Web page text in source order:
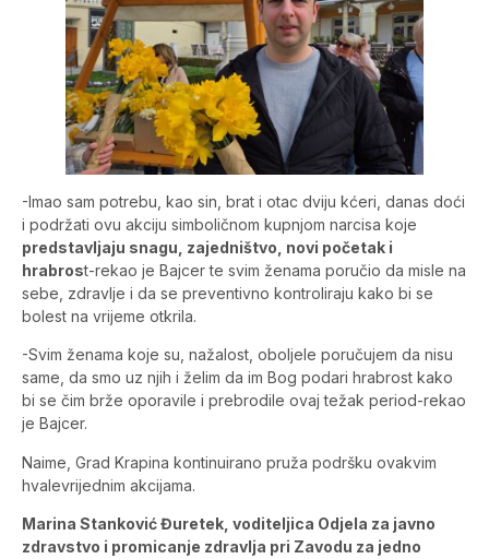
-Imao sam potrebu, kao sin, brat i otac dviju kćeri, danas doći
i podržati ovu akciju simboličnom kupnjom narcisa koje
predstavljaju snagu, zajedništvo, novi početak i
hrabrost-rekao je Bajcer te svim ženama poručio da misle na
sebe, zdravlje i da se preventivno kontroliraju kako bi se
bolest na vrijeme otkrila.
-Svim ženama koje su, nažalost, oboljele poručujem da nisu
same, da smo uz njih i želim da im Bog podari hrabrost kako
bi se čim brže oporavile i prebrodile ovaj težak period-rekao
je Bajcer.
Naime, Grad Krapina kontinuirano pruža podršku ovakvim
hvalevrijednim akcijama.
Marina Stanković Đuretek, voditeljica Odjela za javno
zdravstvo i promicanje zdravlja pri Zavodu za jedno